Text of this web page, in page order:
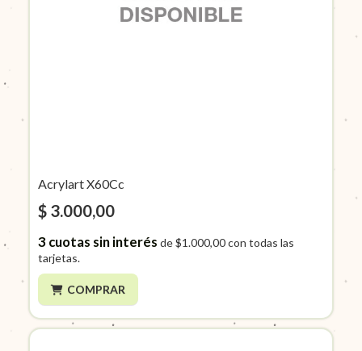
Acrylart X60Cc
$ 3.000,00
3cuotas sin interés de$1.000,00con todas las
tarjetas.
COMPRAR